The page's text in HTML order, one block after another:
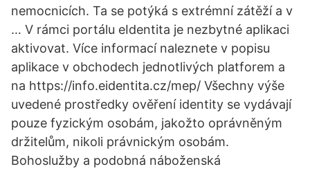
nemocnicích. Ta se potýká s extrémní zátěží a v
… V rámci portálu eIdentita je nezbytné aplikaci
aktivovat. Více informací naleznete v popisu
aplikace v obchodech jednotlivých platforem a
na https://info.eidentita.cz/mep/ Všechny výše
uvedené prostředky ověření identity se vydávají
pouze fyzickým osobám, jakožto oprávněným
držitelům, nikoli právnickým osobám.
Bohoslužby a podobná náboženská